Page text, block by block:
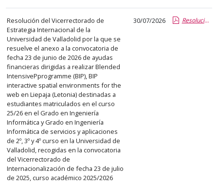
Resolución del Vicerrectorado de
Estrategia Internacional de la
Universidad de Valladolid por la que se
resuelve el anexo a la convocatoria de
fecha 23 de junio de 2026 de ayudas
financieras dirigidas a realizar Blended
IntensivePprogramme (BIP), BIP
interactive spatial environments for the
web en Liepaja (Letonia) destinadas a
estudiantes matriculados en el curso
25/26 en el Grado en Ingeniería
Informática y Grado en Ingeniería
Informática de servicios y aplicaciones
de 2º, 3º y 4º curso en la Universidad de
Valladolid, recogidas en la convocatoria
del Vicerrectorado de
Internacionalización de fecha 23 de julio
de 2025, curso académico 2025/2026
30/07/2026 Resolución_Vicerrector RRII BIP Liepaja Guillermo Aleixandre.pdf.pdf